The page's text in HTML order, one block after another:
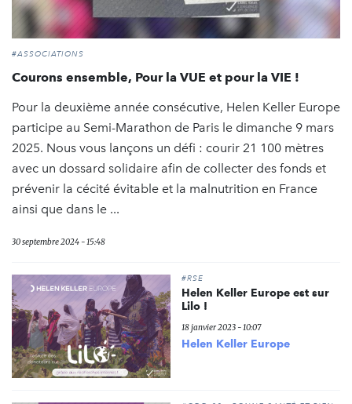
#ASSOCIATIONS
Courons ensemble, Pour la VUE et pour la VIE !
Pour la deuxième année consécutive, Helen Keller Europe
participe au Semi-Marathon de Paris le dimanche 9 mars
2025. Nous vous lançons un défi : courir 21 100 mètres
avec un dossard solidaire afin de collecter des fonds et
prévenir la cécité évitable et la malnutrition en France
ainsi que dans le ...
30 septembre 2024 - 15:48
#RSE
Helen Keller Europe est sur
Lilo !
18 janvier 2023 - 10:07
Helen Keller Europe